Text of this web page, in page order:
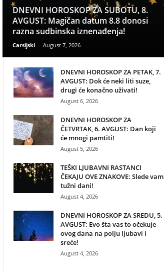
DNEVNI HOROSKOP ZA SUBOTU, 8.
AVGUST: Magičan datum 8.8 donosi
razna sudbinska iznenađenja!
Carsijski - August 7, 2026
DNEVNI HOROSKOP ZA PETAK, 7.
AVGUST: Dok će neki liti suze,
drugi će konačno uživati!
August 6, 2026
DNEVNI HOROSKOP ZA
ČETVRTAK, 6. AVGUST: Dan koji
će mnogi pamtiti!
August 5, 2026
TEŠKI LJUBAVNI RASTANCI
ČEKAJU OVE ZNAKOVE: Slede vam
tužni dani!
August 4, 2026
DNEVNI HOROSKOP ZA SREDU, 5.
AVGUST: Evo šta vas to očekuje
ovog dana na polju ljubavi i
sreće!
August 4, 2026